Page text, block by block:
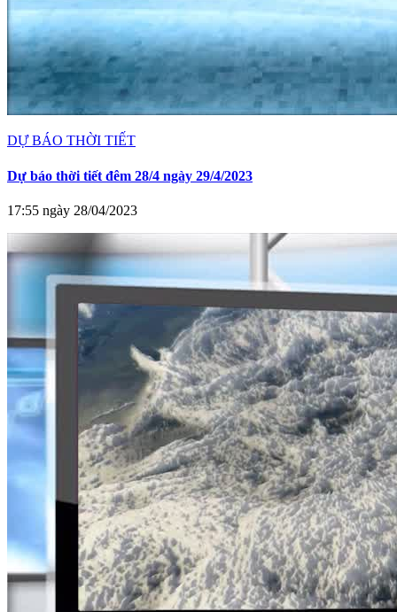
DỰ BÁO THỜI TIẾT
Dự báo thời tiết đêm 28/4 ngày 29/4/2023
17:55 ngày 28/04/2023